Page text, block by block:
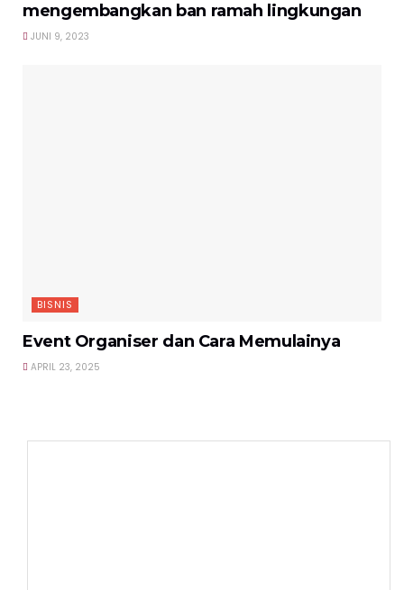
mengembangkan ban ramah lingkungan
JUNI 9, 2023
BISNIS
Event Organiser dan Cara Memulainya
APRIL 23, 2025